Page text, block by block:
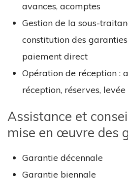
avances, acomptes
Gestion de la sous-
constitution des
paiement direct
Opération de réception :
réception, réserves,
Assistance et
mise en œuvre des
Garantie décennale
Garantie biennale